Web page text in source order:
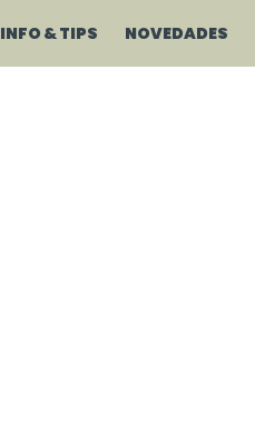
INFO & TIPS NOVEDADES